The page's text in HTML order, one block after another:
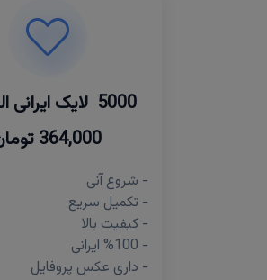
5000 لایک ایرانی الماسی
364,000 تومان
- شروع آنی
- تکمیل سریع
- کیفیت بالا
- %100 ایرانی
- داری عکس پروفایل